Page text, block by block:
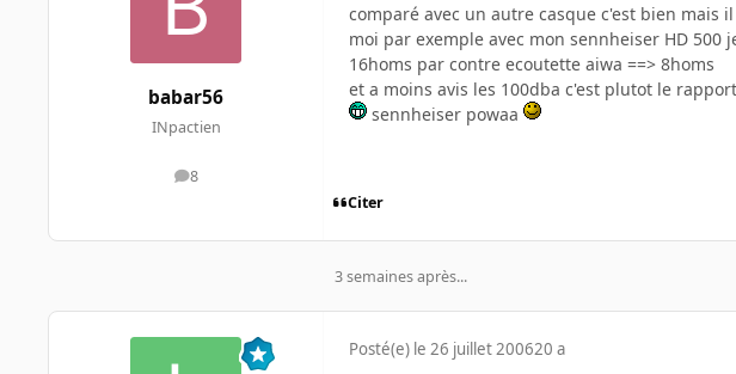
babar56
INpactien
8
messages
comparé avec un autre casque c'est bien mais
moi par exemple avec mon sennheiser HD
16homs par contre ecoutette aiwa ==> 8homs
et a moins avis les 100dba c'est plutot le
sennheiser powaa
Citer
3 semaines après...
Posté(e) le 26 juillet 200620 a